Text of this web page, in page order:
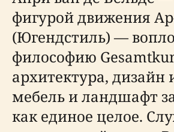
фигурой движения
(Югендстиль) —
философию
архитектура, дизайн
мебель и ландшафт
как единое целое.